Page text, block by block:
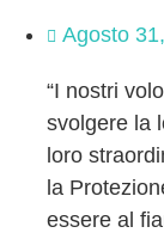
Agosto
“I nostri
svolgere la
loro
la
essere al